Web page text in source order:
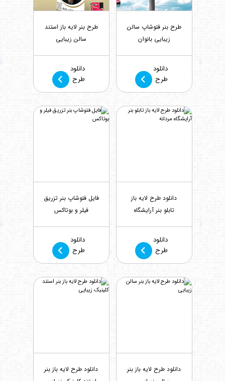
طرح بنر فتوشاپ سالن
زیبایی بانوان
دانلود
طرح
طرح بنر لایه باز استند
سالن زیبایی
دانلود
طرح
دانلود طرح لایه باز
تابلو بنر آرایشگاه
بازدید : 578
دانلود
طرح
فایل فتوشاپ بنر تزریق
فیلر و بوتاکس
دانلود
طرح
دانلود طرح لایه باز بنر
دانلود طرح لایه باز بنر